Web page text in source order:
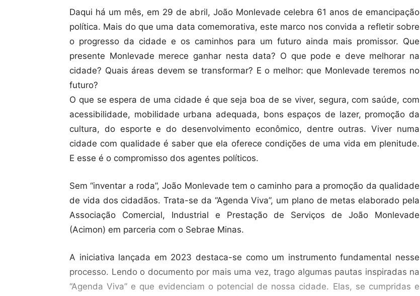
Daqui há um mês, em 29 de abril, João Monlevade celebra 61 anos de emancipação
política. Mais do que uma data comemorativa, este marco nos convida a refletir sobre
o progresso da cidade e os caminhos para um futuro ainda mais promissor. Que
presente Monlevade merece ganhar nesta data? O que pode e deve melhorar na
cidade? Quais áreas devem se transformar? E o melhor: que Monlevade teremos no
futuro?
O que se espera de uma cidade é que seja boa de se viver, segura, com saúde, com
acessibilidade, mobilidade urbana adequada, bons espaços de lazer, promoção da
cultura, do esporte e do desenvolvimento econômico, dentre outras. Viver numa
cidade com qualidade é saber que ela oferece condições de uma vida em plenitude.
E esse é o compromisso dos agentes políticos.
Sem “inventar a roda”, João Monlevade tem o caminho para a promoção da qualidade
de vida dos cidadãos. Trata-se da “Agenda Viva”, um plano de metas elaborado pela
Associação Comercial, Industrial e Prestação de Serviços de João Monlevade
(Acimon) em parceria com o Sebrae Minas.
A iniciativa lançada em 2023 destaca-se como um instrumento fundamental nesse
processo. Lendo o documento por mais uma vez, trago algumas pautas inspiradas na
“Agenda Viva” e que evidenciam o potencial de nossa cidade. Elas, se cumpridas e